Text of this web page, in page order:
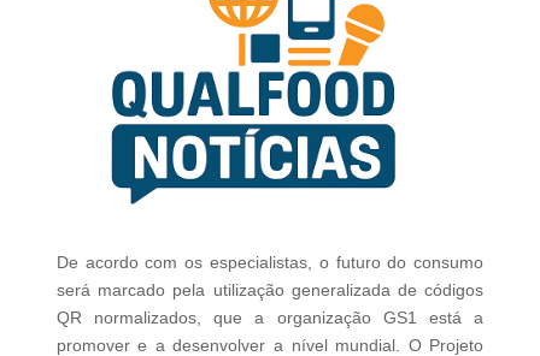
De acordo com os especialistas, o futuro do consumo
será marcado pela utilização generalizada de códigos
QR normalizados, que a organização GS1 está a
promover e a desenvolver a nível mundial. O Projeto